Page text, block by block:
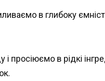
в глибоку
просіюємо в рідкі